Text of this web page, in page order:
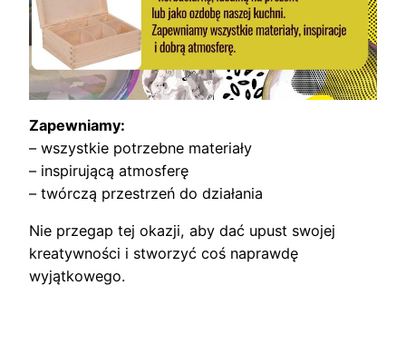
Zapewniamy:
– wszystkie potrzebne materiały
– inspirującą atmosferę
– twórczą przestrzeń do działania
Nie przegap tej okazji, aby dać upust swojej
kreatywności i stworzyć coś naprawdę
wyjątkowego.